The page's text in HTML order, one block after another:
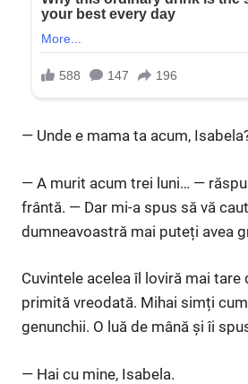
— Unde e mama ta acum,
— A murit acum trei luni… —
frântă. — Dar mi-a spus să vă
dumneavoastră mai puteți avea
Cuvintele acelea îl loviră mai
primită vreodată. Mihai simți
genunchii. O luă de mână și îi
— Hai cu mine, Isabela.